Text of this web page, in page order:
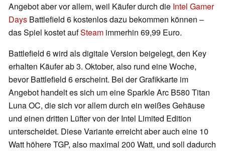
Angebot aber vor allem, weil Käufer durch die Intel Gamer
Days Battlefield 6 kostenlos dazu bekommen können –
das Spiel kostet aufSteam immerhin 69,99 Euro.
Battlefield 6 wird als digitale Version beigelegt, den Key
erhalten Käufer ab 3. Oktober, also rund eine Woche,
bevor Battlefield 6 erscheint. Bei der Grafikkarte im
Angebot handelt es sich um eine Sparkle Arc B580 Titan
Luna OC, die sich vor allem durch ein weißes Gehäuse
und einen dritten Lüfter von der Intel Limited Edition
unterscheidet. Diese Variante erreicht aber auch eine 10
Watt höhere TGP, also maximal 200 Watt, und soll dadurch